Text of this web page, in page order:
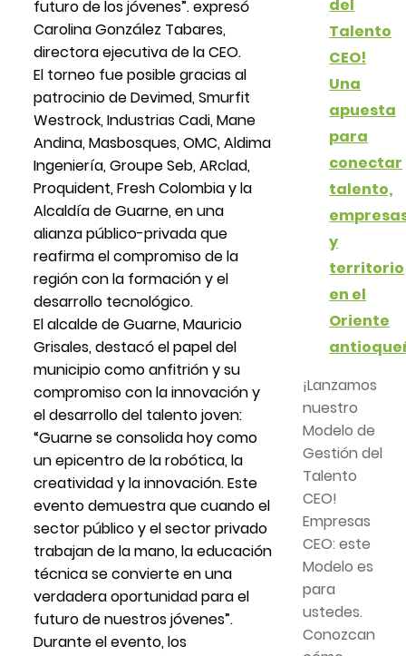
futuro de los jóvenes”. expresó
Carolina González Tabares,
directora ejecutiva de la CEO.
El torneo fue posible gracias al
patrocinio de Devimed, Smurfit
Westrock, Industrias Cadi, Mane
Andina, Masbosques, OMC, Aldima
Ingeniería, Groupe Seb, ARclad,
Proquident, Fresh Colombia y la
Alcaldía de Guarne, en una
alianza público-privada que
reafirma el compromiso de la
región con la formación y el
desarrollo tecnológico.
El alcalde de Guarne, Mauricio
Grisales, destacó el papel del
municipio como anfitrión y su
compromiso con la innovación y
el desarrollo del talento joven:
“Guarne se consolida hoy como
un epicentro de la robótica, la
creatividad y la innovación. Este
evento demuestra que cuando el
sector público y el sector privado
trabajan de la mano, la educación
técnica se convierte en una
verdadera oportunidad para el
futuro de nuestros jóvenes”.
Durante el evento, los
del
Talento
CEO!
Una
apuesta
para
conectar
talento,
y
territorio
en el
Oriente
¡Lanzamos
nuestro
Modelo de
Gestión del
Talento
CEO!
Empresas
CEO: este
Modelo es
para
ustedes.
Conozcan